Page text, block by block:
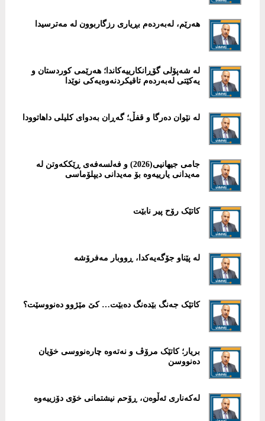
هەرێم، لەبەردەم بڕیاری رزگاربوون لە مەترسیدا
لە شەپۆلی گۆڕانکارییەکاندا؛ هەرێمی کوردستان و
یەکێتی لەبەردەم تاقیکردنەوەیەکی نوێدا
لە نێوان دەرگا و قفڵ؛ گەڕان بەدوای کلیلی داهاتوودا
جامی جیهانیی(2026) و فەلسەفەی ڕێککەوتن لە
مەیدانی یارییەوە بۆ مەیدانی دیپلۆماسی
کاتێک رۆح پیر نابێت
لە پێناو جۆگەیەکدا، ڕووبار مەفرۆشە
کاتێک جەنگ بێدەنگ دەبێت… کێ مێژوو دەنووسێت؟
بریار؛ کاتێک مرۆڤ و نەتەوە چارەنووسی خۆیان
دەنووسن
لەکەناری ئەڵوەن، ڕۆحم نیشتمانی خۆی دۆزییەوە